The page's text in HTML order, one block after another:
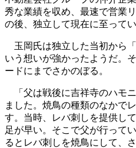
秀な業績を収め、最速で営業
の後、独立して現在に至ってい
玉岡氏は独立した当初から
いう想いが強かったようだ。
ードにまでさかのぼる。
「父は戦後に吉祥寺のハモ
ました。焼鳥の種類のなかで
す。当時、レバ刺しを提供し
足が早い。そこで父が行って
るとレバ刺しを焼鳥にして、